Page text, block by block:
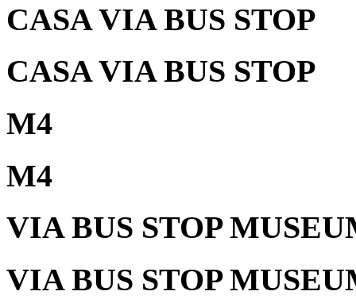
CASA VIA BUS STOP
CASA VIA BUS STOP
M4
M4
VIA BUS STOP
VIA BUS STOP